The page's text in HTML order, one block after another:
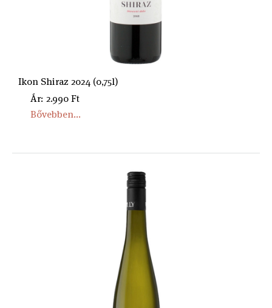
Ikon Shiraz 2024 (0,75l)
Ár: 2.990 Ft
Bővebben...